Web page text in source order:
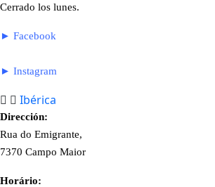
Cerrado los lunes.
► Facebook
► Instagram
Ibérica
Dirección:
Rua do Emigrante,
7370 Campo Maior
Horário: